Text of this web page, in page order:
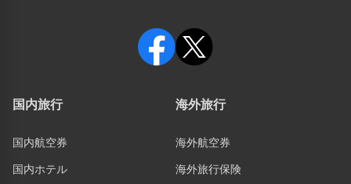
国内旅行
国内航空券
国内ホテル
海外旅行
海外航空券
海外旅行保険